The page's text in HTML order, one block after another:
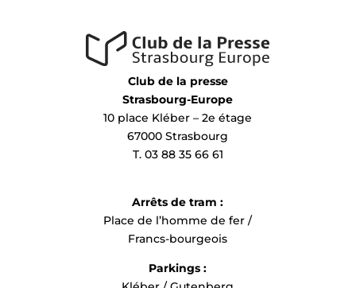
Club de la presse
Strasbourg-Europe
10 place Kléber – 2e étage
67000 Strasbourg
T. 03 88 35 66 61
Arrêts de tram :
Place de l’homme de fer /
Francs-bourgeois
Parkings :